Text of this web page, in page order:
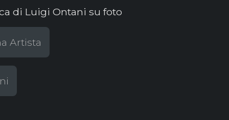
di Luigi Ontani su foto
Artista